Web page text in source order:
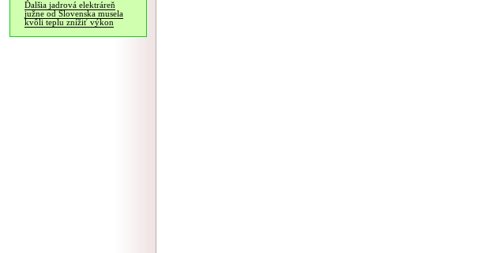
Ďalšia jadrová elektráreň
južne od Slovenska musela
kvôli teplu znížiť výkon